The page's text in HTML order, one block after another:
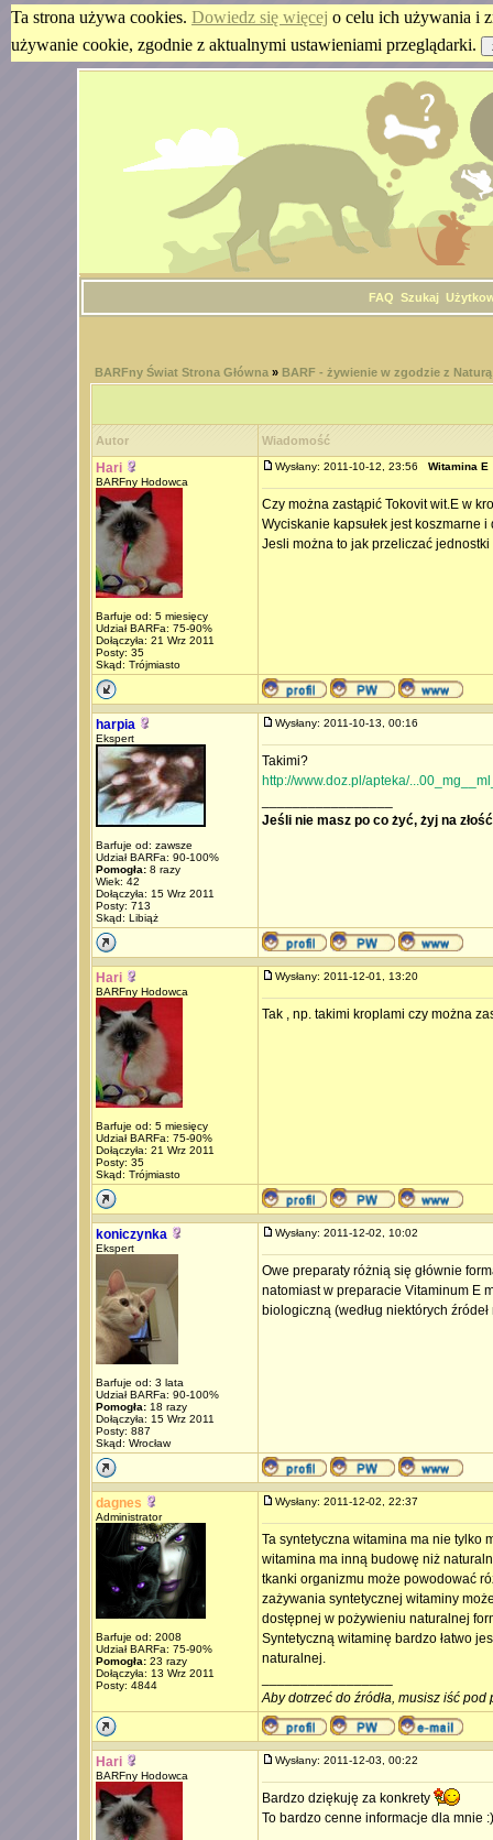
Ta strona używa cookies. Dowiedz się więcej o celu ich używania i
używanie cookie, zgodnie z aktualnymi ustawieniami przeglądarki.
FAQ Szukaj
BARFny Świat Strona Główna» BARF - żywienie w zgodzie z Naturą
Autor Wiadomość
Hari
BARFny Hodowca
Barfuje od: 5 miesięcy
Udział BARFa: 75-90%
Dołączyła: 21 Wrz 2011
Posty: 35
Skąd: Trójmiasto
Wysłany: 2011-10-12, 23:56 Witamina E
Czy można zastąpić Tokovit wit.E w
Wyciskanie kapsułek jest koszmarne
Jesli można to jak przeliczać jednostki
harpia
Ekspert
Barfuje od: zawsze
Udział BARFa: 90-100%
Pomogła:8 razy
Wiek: 42
Dołączyła: 15 Wrz 2011
Posty: 713
Skąd: Libiąż
Wysłany: 2011-10-13, 00:16
Takimi?
http://www.doz.pl/apteka/
Jeśli nie masz po co żyć, żyj na
Hari
BARFny Hodowca
Barfuje od: 5 miesięcy
Udział BARFa: 75-90%
Dołączyła: 21 Wrz 2011
Posty: 35
Skąd: Trójmiasto
Wysłany: 2011-12-01, 13:20
Tak , np. takimi kroplami czy można
koniczynka
Ekspert
Barfuje od: 3 lata
Udział BARFa: 90-100%
Pomogła:18 razy
Dołączyła: 15 Wrz 2011
Posty: 887
Skąd: Wrocław
Wysłany: 2011-12-02, 10:02
Owe preparaty różnią się głównie
natomiast w preparacie Vitaminum E
biologiczną (według niektórych
dagnes
Administrator
Barfuje od: 2008
Udział BARFa: 75-90%
Pomogła:23 razy
Dołączyła: 13 Wrz 2011
Posty: 4844
Wysłany: 2011-12-02, 22:37
Ta syntetyczna witamina ma nie tylko
witamina ma inną budowę niż
tkanki organizmu może powodować
zażywania syntetycznej witaminy
dostępnej w pożywieniu naturalnej
Syntetyczną witaminę bardzo łatwo
naturalnej.
Aby dotrzeć do źródła, musisz iść pod
Hari
BARFny Hodowca
Wysłany: 2011-12-03, 00:22
Bardzo dziękuję za konkrety
To bardzo cenne informacje dla mnie :)